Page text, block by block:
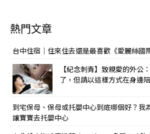
熱門文章
台中住宿｜住來住去還是最喜歡《愛麗絲國
【紀念刺青】致親愛的外公
了，但請以這樣方式在身邊
到宅保母、保母或托嬰中心到底哪個好？我
讓寶寶去托嬰中心